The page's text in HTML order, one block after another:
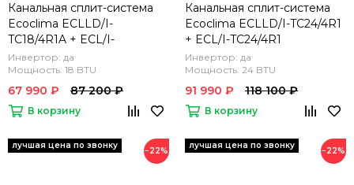
Канальная сплит-система
Ecoclima ECLLD/I-
TC18/4R1A + ECL/I-
TC18/4R1A(U)
Инвертор: да
Мощность: 18 BTU
67 990 ₽ 87 200 ₽
В корзину
Канальная сплит-система
Ecoclima ECLLD/I-TC24/4R1
+ ECL/I-TC24/4R1
Инвертор: да
Мощность: 24 BTU
91 990 ₽ 118 100 ₽
В корзину
−22% −22%